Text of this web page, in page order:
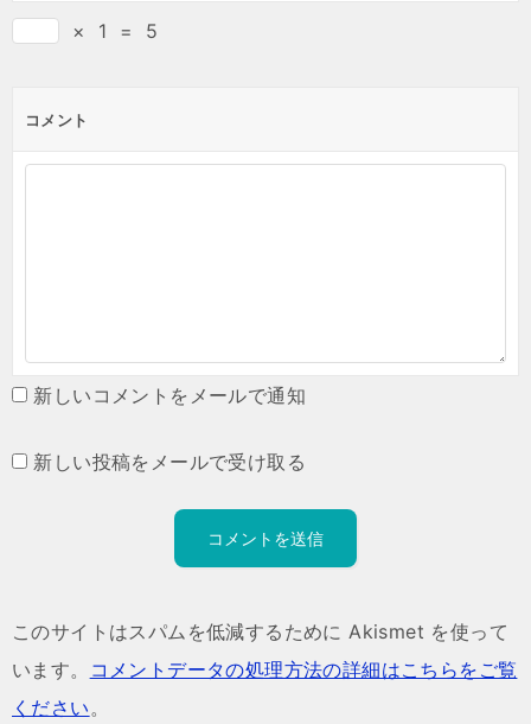
× 1 = 5
コメント
新しいコメントをメールで通知
新しい投稿をメールで受け取る
このサイトはスパムを低減するために Akismet を使って
います。
コメントデータの処理方法の詳細はこちらをご覧
ください。